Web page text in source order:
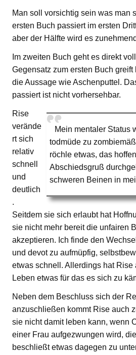
Man soll vorsichtig sein was man
ersten Buch passiert im ersten
aber der Hälfte wird es
Im zweiten Buch geht es direkt
Gegensatz zum ersten Buch
die Aussage wie Aschenputtel.
passiert ist nicht vorhersehbar.
Mein mentaler Status
todmüde zu
röchle etwas, das
Abschiedsgruß
schweren Beinen in
Rise
verände
rt sich
relativ
schnell
und
deutlich
.
Seitdem sie sich erlaubt hat
sie nicht mehr bereit die unfairen
akzeptieren. Ich finde den
und devot zu aufmüpfig,
etwas schnell. Allerdings hat Rise
Leben etwas für das es sich zu
Neben dem Beschluss sich der
anzuschließen kommt Rise auch
sie nicht damit leben kann, wenn
einer Frau aufgezwungen wird,
beschließt etwas dagegen zu